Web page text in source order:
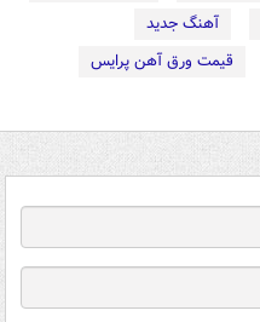
آهنگ جدید
قیمت ورق آهن پرایس